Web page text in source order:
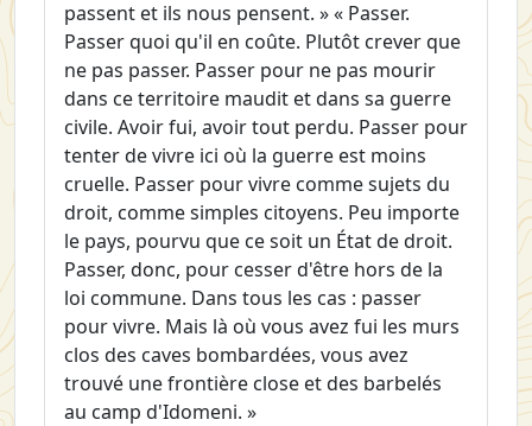
passent et ils nous pensent. » « Passer.
Passer quoi qu'il en coûte. Plutôt crever que
ne pas passer. Passer pour ne pas mourir
dans ce territoire maudit et dans sa guerre
civile. Avoir fui, avoir tout perdu. Passer pour
tenter de vivre ici où la guerre est moins
cruelle. Passer pour vivre comme sujets du
droit, comme simples citoyens. Peu importe
le pays, pourvu que ce soit un État de droit.
Passer, donc, pour cesser d'être hors de la
loi commune. Dans tous les cas : passer
pour vivre. Mais là où vous avez fui les murs
clos des caves bombardées, vous avez
trouvé une frontière close et des barbelés
au camp d'Idomeni. »